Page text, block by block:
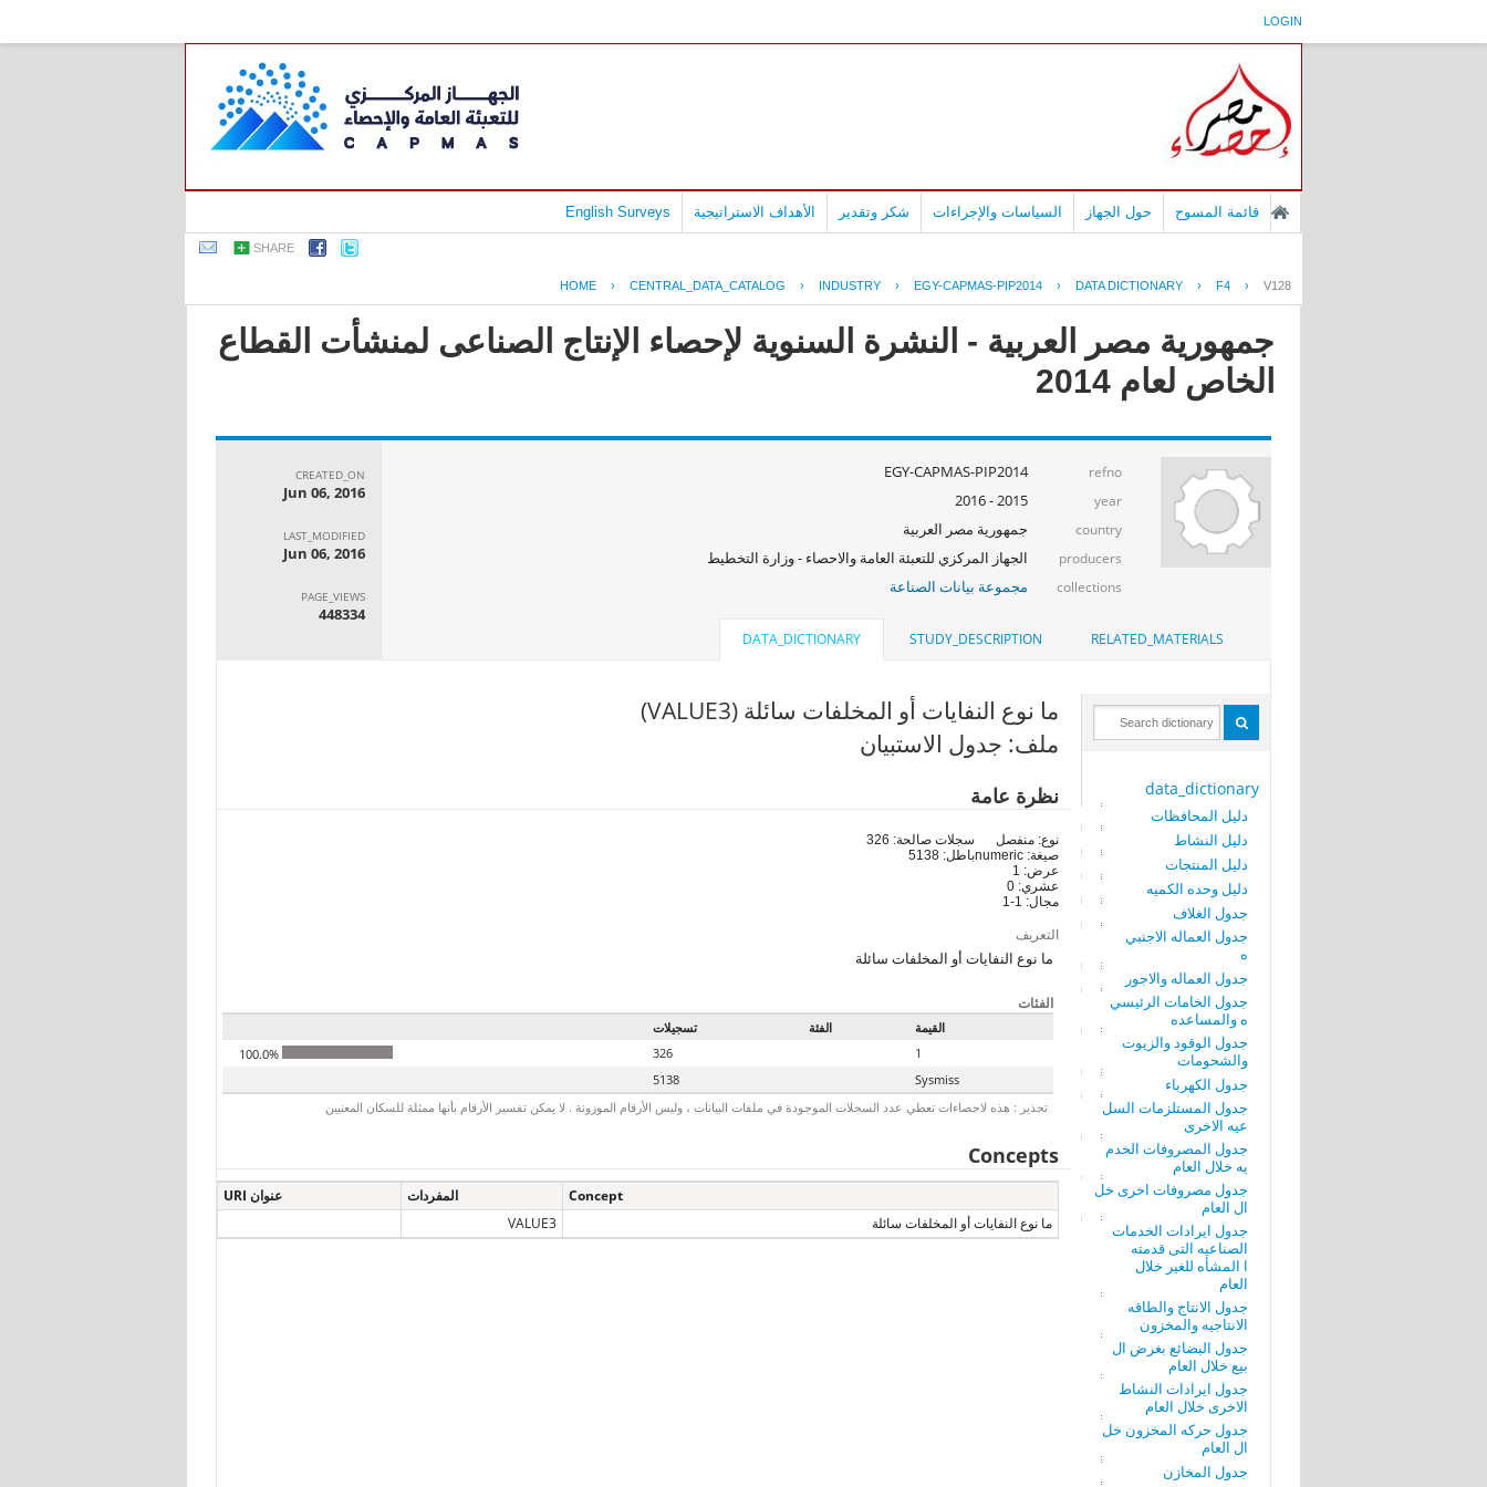
LOGIN
قائمة المسوح حول الجهاز السياسات والإجراءات شكر وتقدير الأهداف الاستراتيجية English Surveys
SHARE
HOME › CENTRAL_DATA_CATALOG › INDUSTRY › EGY-CAPMAS-PIP2014 › DATA DICTIONARY › F4 › V128
جمهورية مصر العربية - النشرة السنوية لإحصاء الإنتاج الصناعى لمنشأت القطاع
الخاص لعام 2014
refno
EGY-CAPMAS-PIP2014
year
2015 - 2016
country جمهورية مصر العربية
producers الجهاز المركزي للتعبئة العامة والاحصاء - وزارة التخطيط
collections مجموعة بيانات الصناعة
CREATED_ON
Jun 06, 2016
LAST_MODIFIED
Jun 06, 2016
PAGE_VIEWS
448334
RELATED_MATERIALS
STUDY_DESCRIPTION
DATA_DICTIONARY
data_dictionary
دليل المحافظات
دليل النشاط
دليل المنتجات
دليل وحده الكميه
جدول الغلاف
جدول العماله الاجنبي
ه
جدول العماله والاجور
جدول الخامات الرئيسي
ه والمساعده
جدول الوقود والزيوت
والشحومات
جدول الكهرباء
جدول المستلزمات السل
عيه الاخرى
جدول المصروفات الخدم
يه خلال العام
جدول مصروفات اخرى خل
ال العام
جدول ايرادات الخدمات
الصناعيه التى قدمته
ا المشأه للغير خلال
العام
جدول الانتاج والطاقه
الانتاجيه والمخزون
جدول البضائع بغرض ال
بيع خلال العام
جدول ايرادات النشاط
الاخرى خلال العام
جدول حركه المخزون خل
ال العام
جدول المخازن
ما نوع النفايات أو المخلفات سائلة (VALUE3)
ملف: جدول الاستبيان
نظرة عامة
نوع: منفصل
صيغة: numeric
عرض: 1
عشري: 0
مجال: 1-1
سجلات صالحة: 326
باطل: 5138
التعريف
ما نوع النفايات أو المخلفات سائلة
الفئات
القيمة الفئة
تسجيلات
1
326
Sysmiss
5138
تحذير : هذه لاحصاءات تعطي عدد السجلات الموجودة في ملفات البيانات ، وليس الأرقام الموزونة . لا يمكن تفسير الأرقام بأنها ممثلة للسكان المعنيين
Concepts
Concept المفردات
عنوان URI
ما نوع النفايات أو المخلفات سائلة
VALUE3